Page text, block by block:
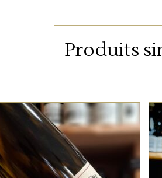
Produits
ALSACE
Issu de sols de